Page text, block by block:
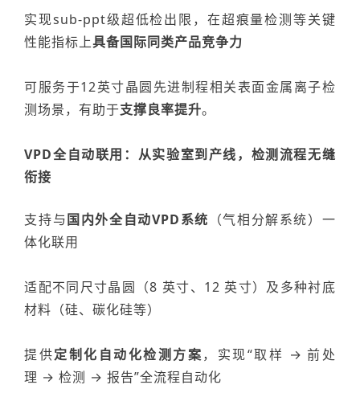
实现sub-ppt级超低检出限 ，在超痕量检测等关键
性能指标上具备国际同类产品竞争力
可服务于12英寸晶圆先进制程相关表面金属离子检
测场景，有助于支撑良率提升。
VPD全自动联用：从实验室到产线，检测流程无缝
衔接
支持与国内外全自动VPD系统 （气相分解系统）一
体化联用
适配不同尺寸晶圆（8 英寸、 12 英寸）及多种衬底
材料（硅、碳化硅等）
提供定制化自动化检测方案，实现“取样 →前处
理 →检测 →报告”全流程自动化